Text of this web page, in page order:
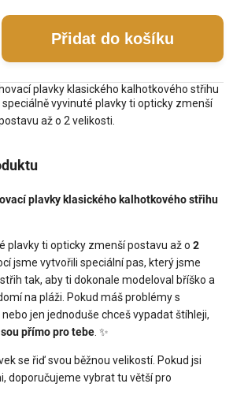
Přidat do košíku
plavky klasického kalhotkového střihu
vyvinuté plavky ti opticky zmenší
až o 2 velikosti.
plavky klasického kalhotkového střihu
plavky ti opticky zmenší postavu až o 2
jsme vytvořili speciální pas, který jsme
tak, aby ti dokonale modeloval bříško a
na pláži. Pokud máš problémy s
jen jednoduše chceš vypadat štíhleji,
přímo pro tebe . ✨
se řiď svou běžnou velikostí. Pokud jsi
doporučujeme vybrat tu větší pro